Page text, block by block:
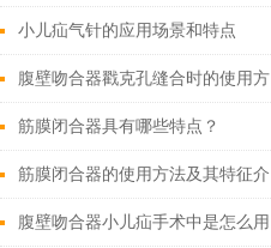
小儿疝气针的应用场景和特点
腹壁吻合器戳克孔缝合时的使用方
法
筋膜闭合器具有哪些特点？
筋膜闭合器的使用方法及其特征介
绍
腹壁吻合器小儿疝手术中是怎么用